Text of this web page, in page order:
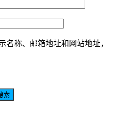
名称、邮箱地址和网站地址，
索